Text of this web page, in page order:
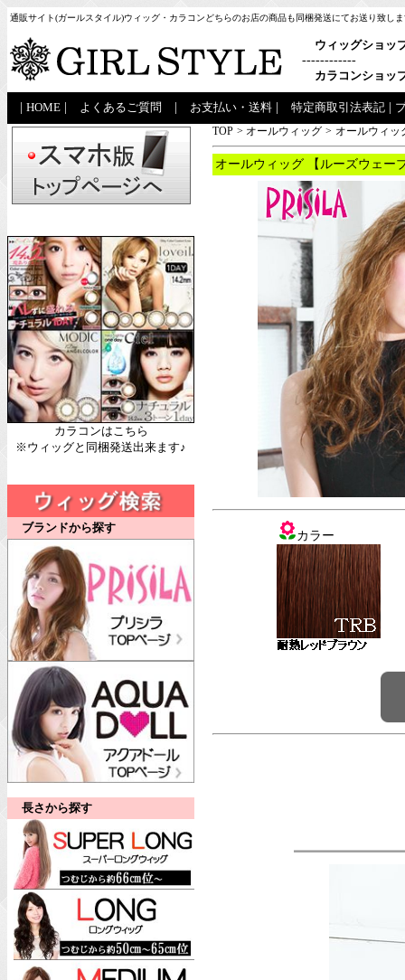
通販サイト(ガールスタイル)ウィッグ・カラコンどちらのお店の商品も同梱発送にてお送り致し
ウィッグショッ
------------
カラコンショッ
HOME よくあるご質問 お支払い・送料 特定商取引法表記
カラコンはこちら
※ウィッグと同梱発送出来ます♪
ブランドから探す
長さから探す
TOP > オールウィッグ > オールウィッ
オールウィッグ 【ルーズウェー
カラー